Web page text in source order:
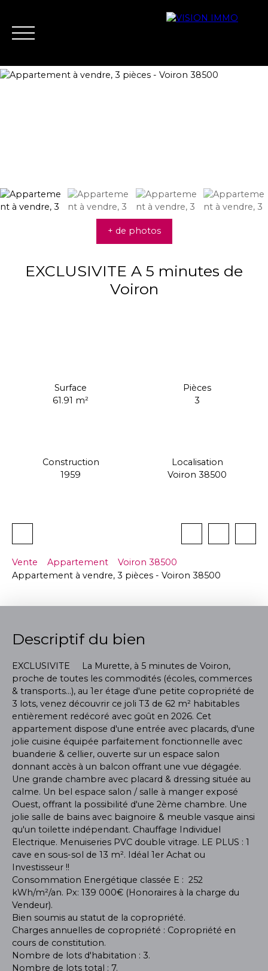
Nous contacter
Estimation
+ de photos
EXCLUSIVITE A 5 minutes de
Voiron
Surface
61.91 m²
Pièces
3
Construction
1959
Localisation
Voiron 38500
Vente Appartement
Voiron 38500
Appartement à vendre, 3 pièces - Voiron 38500
Descriptif du bien
EXCLUSIVITE La Murette, à 5 minutes de Voiron,
proche de toutes les commodités (écoles, commerces
& transports…), au 1er étage d'une petite copropriété de
3 lots, venez découvrir ce joli T3 de 62 m² habitables
entièrement redécoré avec goût en 2026. Cet
appartement dispose d'une entrée avec placards, d'une
jolie cuisine équipée parfaitement fonctionnelle avec
buanderie & cellier, ouverte sur un espace salon
donnant accès à un balcon offrant une vue dégagée.
Une grande chambre avec placard & dressing située au
calme. Un bel espace salon / salle à manger exposé
Ouest, offrant la possibilité d'une 2ème chambre. Une
jolie salle de bains avec baignoire & meuble vasque ainsi
qu'un toilette indépendant. Chauffage Individuel
Electrique. Menuiseries PVC double vitrage. LE PLUS : 1
cave en sous-sol de 13 m². Idéal 1er Achat ou
Investisseur !!
Consommation Energétique classée E : 252
kWh/m²/an. Px: 139 000€ (Honoraires à la charge du
Vendeur).
Bien soumis au statut de la copropriété.
Charges annuelles de copropriété : Copropriété en
cours de constitution.
Nombre de lots d'habitation : 3.
Nombre de lots total : 7.